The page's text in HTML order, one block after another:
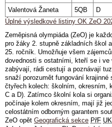
Valentová Žaneta
5QB D
Úplné výsledkové listiny OK ZeO
Zeměpisná olympiáda (ZeO) je
pro žáky 2. stupně základních škol
25. ročník. Umožňuje všem
dovednosti s ostatními, kteří se i ve
zabývají, rádi cestují a poznávají
snaží porozumět fungování
čtyřech kolech: školním, okresním,
C a D). Zatímco školní kola si
počínaje kolem okresním, mají již
celostátním odborným garantem
ZeO opět Geografická sekce PřF UK